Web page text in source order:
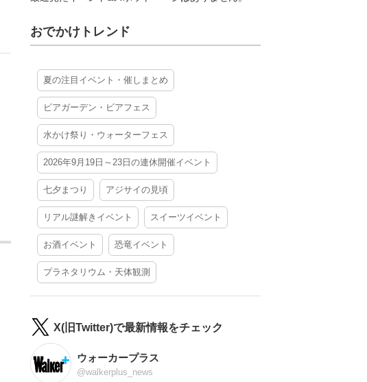
おでかけトレンド
夏の注目イベント・催しまとめ
ビアガーデン・ビアフェス
水かけ祭り・ウォーターフェス
2026年9月19日～23日の連休開催イベント
七夕まつり アジサイの見頃
リアル謎解きイベント スイーツイベント
お酒イベント 恐竜イベント
プラネタリウム・天体観測
X(旧Twitter)で最新情報をチェック
ウォーカープラス
@walkerplus_news